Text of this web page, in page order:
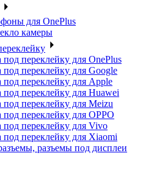
для OnePlus
камеры
под переклейку для OnePlus
под переклейку для Google
под переклейку для Apple
под переклейку для Huawei
под переклейку для Meizu
под переклейку для OPPO
под переклейку для Vivo
под переклейку для Xiaomi
разъемы под дисплеи